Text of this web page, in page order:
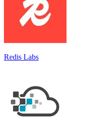
Redis Labs